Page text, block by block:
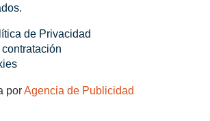
de Privacidad
porAgencia de Publicidad